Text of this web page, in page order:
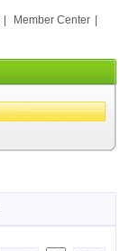
Member Center